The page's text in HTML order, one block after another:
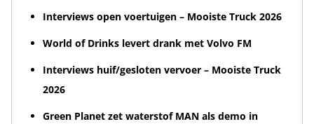
Interviews open voertuigen – Mooiste Truck 2026
World of Drinks levert drank met Volvo FM
Interviews huif/gesloten vervoer – Mooiste Truck
2026
Green Planet zet waterstof MAN als demo in